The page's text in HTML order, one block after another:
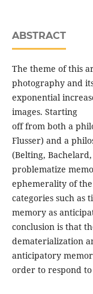
ABSTRACT
The theme of this
photography and
exponential
images. Starting
off from both a
Flusser) and a
(Belting,
problematize
ephemerality of
categories such as
memory as
conclusion is that
dematerialization
anticipatory
order to respond